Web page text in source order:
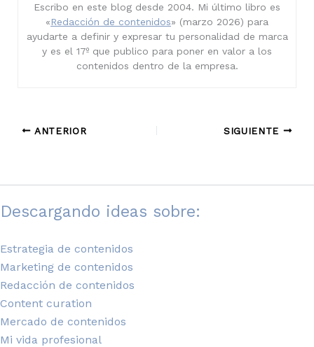
Escribo en este blog desde 2004. Mi último libro es
«Redacción de contenidos» (marzo 2026) para
ayudarte a definir y expresar tu personalidad de marca
y es el 17º que publico para poner en valor a los
contenidos dentro de la empresa.
ANTERIOR SIGUIENTE
Descargando ideas sobre:
Estrategia de contenidos
Marketing de contenidos
Redacción de contenidos
Content curation
Mercado de contenidos
Mi vida profesional